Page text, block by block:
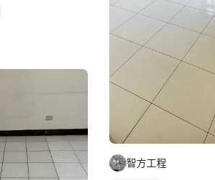
智方工程